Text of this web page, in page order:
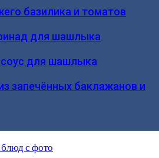
базилика и томатов
для шашлыка
для шашлыка
запечённых баклажанов и